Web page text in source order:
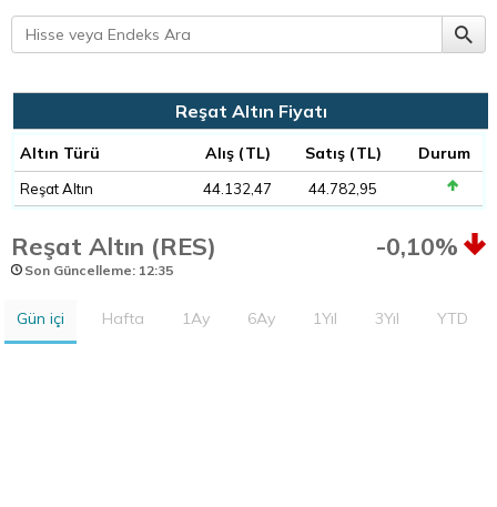
Reşat Altın Fiyatı
Altın Türü Alış (TL) Satış (TL) Durum
Reşat Altın 44.132,47 44.782,95
Reşat Altın (RES) -0,10%
Son Güncelleme: 12:35
Gün içi Hafta 1Ay 6Ay 1Yıl 3Yıl YTD